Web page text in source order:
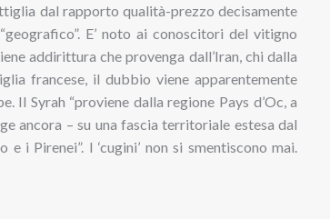
dal rapporto qualità-prezzo decisamente
E’ noto ai conoscitori del vitigno
addirittura che provenga dall’Iran, chi dalla
francese, il dubbio viene apparentemente
Il Syrah “proviene dalla regione Pays d’Oc, a
ancora – su una fascia territoriale estesa dal
i Pirenei”. I ‘cugini’ non si smentiscono mai.